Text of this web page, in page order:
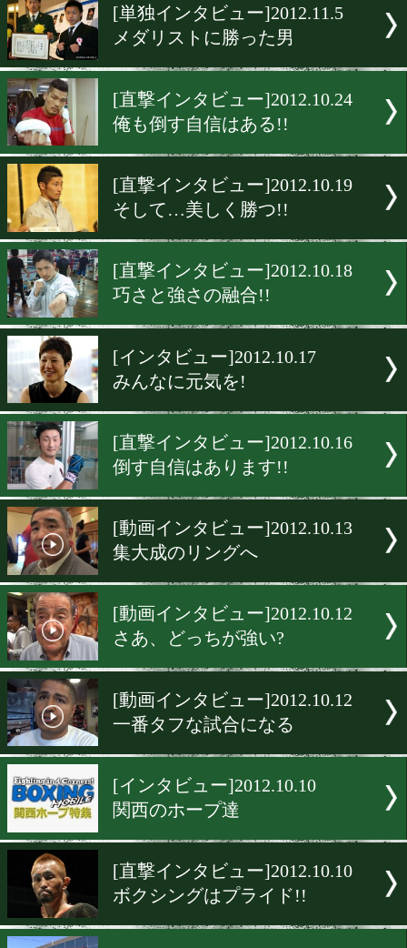
[直撃インタビュー
闘志は消えていなかった
[単独インタビュー
[単独インタビュー
メダリストに勝った男
[直撃インタビュー
俺も倒す自信はある!!
[直撃インタビュー
そして…美しく勝つ!!
[直撃インタビュー
巧さと強さの融合!!
[インタビュー]2012.10.17
[直撃インタビュー
倒す自信はあります!!
[動画インタビュー
集大成のリングへ